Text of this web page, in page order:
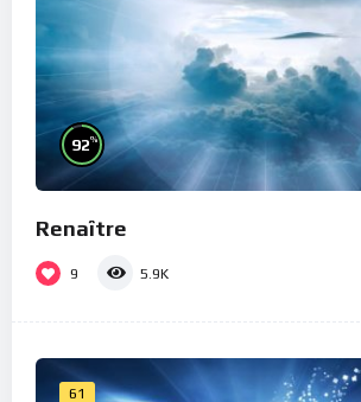
92%
Renaître
9 5.9K
61